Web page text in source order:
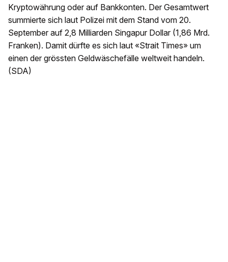
Kryptowährung oder auf Bankkonten. Der Gesamtwert
summierte sich laut Polizei mit dem Stand vom 20.
September auf 2,8 Milliarden Singapur Dollar (1,86 Mrd.
Franken). Damit dürfte es sich laut «Strait Times» um
einen der grössten Geldwäschefälle weltweit handeln.
(SDA)